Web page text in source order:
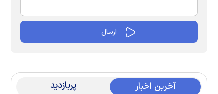
آخرین اخبار پربازدید